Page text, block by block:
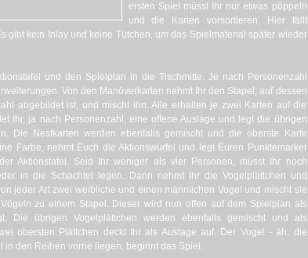
ersten Spiel müsst Ihr nur etwas pöppeln
und die Karten vorsortieren. Hier fällt
gibt kein Inlay und keine Tütchen, um das Spielmaterial später wieder
und den Spielplan in die Tischmitte. Je nach Personenzahl
Von den Manöverkarten nehmt Ihr den Stapel, auf dessen
abgebildet ist, und mischt ihn. Alle erhalten je zwei Karten auf die
Ihr, ja nach Personenzahl, eine offene Auslage und legt die übrigen
Die Nestkarten werden ebenfalls gemischt und die oberste Karte
Farbe, nehmt Euch die Aktionswürfel und legt Euren Punktemarker
Aktionstafel. Seid Ihr weniger als vier Personen, müsst Ihr noch
in die Schachtel legen. Dann nehmt Ihr die Vogelplättchen und
jeder Art zwei weibliche und einen männlichen Vogel und mischt sie
zu einem Stapel. Dieser wird nun offen auf dem Spielplan als
Die übrigen Vogelplättchen werden ebenfalls gemischt und als
obersten Plättchen deckt Ihr als Auslage auf. Der Vogel - äh, die
in den Reihen vorne liegen, beginnt das Spiel.